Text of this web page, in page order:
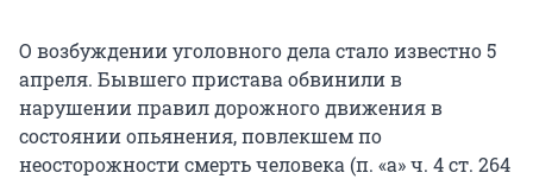
О возбуждении уголовного дела стало известно 5
апреля. Бывшего пристава обвинили в
нарушении правил дорожного движения в
состоянии опьянения, повлекшем по
неосторожности смерть человека (п. «а» ч. 4 ст. 264